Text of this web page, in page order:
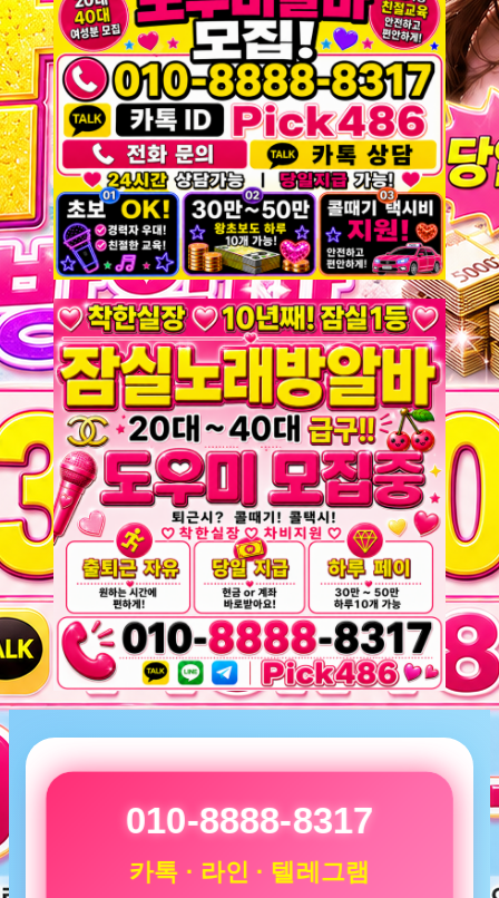
010-8888-8317
카톡 · 라인 · 텔레그램